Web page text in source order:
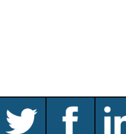
facebook linkedin